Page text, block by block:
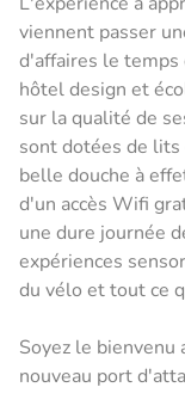
viennent passer
d'affaires le
hôtel design et
sur la qualité de
sont dotées de
belle douche à
d'un accès Wifi
une dure journée
expériences
du vélo et tout ce
Soyez le
nouveau port